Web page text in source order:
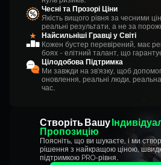
Чесні та Прозорі Ціни
Якість вищого рівня за чесними
реальні результати, а не за
Найсильніші Гравці у Світі
Кожен бустер перевірений, має
боях - елітний талант, що
Цілодобова Підтримка
Ми завжди на зв'язку, щоб
оновлення, реальні люди,
час.
Створіть Вашу
Пропозицію
Поясніть, що ви шукаєте, і ми
рішення з найкращою ціною,
підтримкою PRO-рівня.